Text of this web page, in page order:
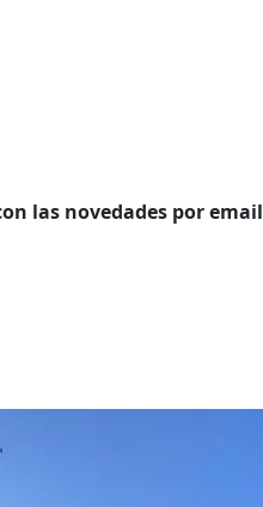
las novedades por email